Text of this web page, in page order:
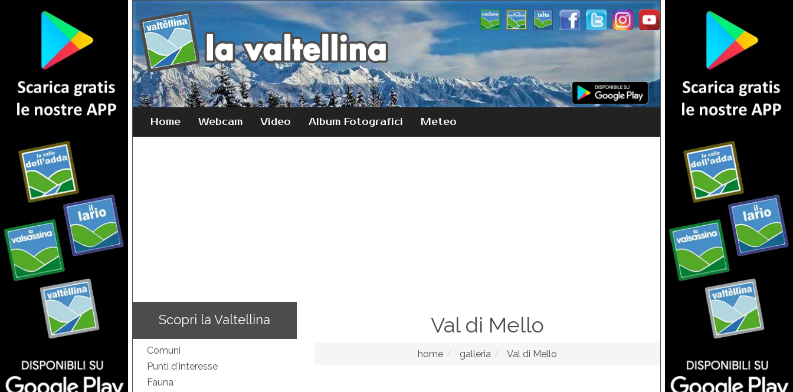
Home Webcam Video Album Fotografici Meteo
Scopri la Valtellina
Comuni
Punti d'interesse
Fauna
Val di Mello
home galleria Val di Mello